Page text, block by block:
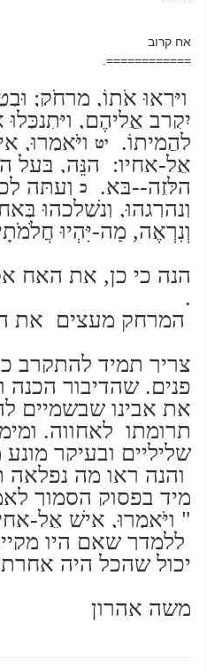
אח קרוב
============.
וַיִּרְאוּ אֹתוֹ, מֵרָחֹק;
יִקְרַב אֲלֵיהֶם, וַיִּתְנַכְּלוּ
לַהֲמִיתוֹ.
יט וַיֹּאמְרוּ,
אֶל-אָחִיו: הִנֵּה, בַּעַל
הַלָּזֶה--בָּא.
כ וְעַתָּה
וְנַהַרְגֵהוּ, וְנַשְׁלִכֵהוּ
וְנִרְאֶה, מַה-יִּהְיוּ
הנה כי כן, את האח
.
המרחק מעצים את
צריך תמיד להתקרב
פנים. שהדיבור
את אבינו שבשמיים
תרומתו לאחווה.
שליליים ובעיקר
והנה ראו מה נפלאה
מיד בפסוק הסמוך
" וַיֹּאמְרוּ, אִישׁ אֶל-
ללמדך שאם היו
יכול שהכל היה
משה אהרון